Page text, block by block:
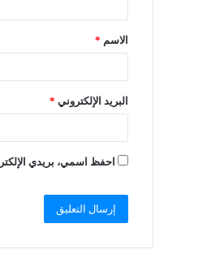
الاسم *
البريد الإلكتروني *
احفظ اسمي، بريدي